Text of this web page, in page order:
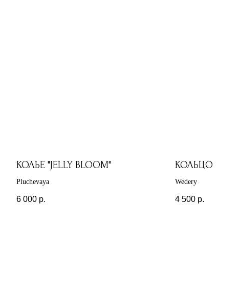
КОЛЬЕ "JELLY BLOOM"
Pluchevaya
6 000 р.
КОЛЬЦО
Wedery
4 500 р.